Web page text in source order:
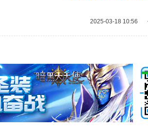
2025-03-18 10:56